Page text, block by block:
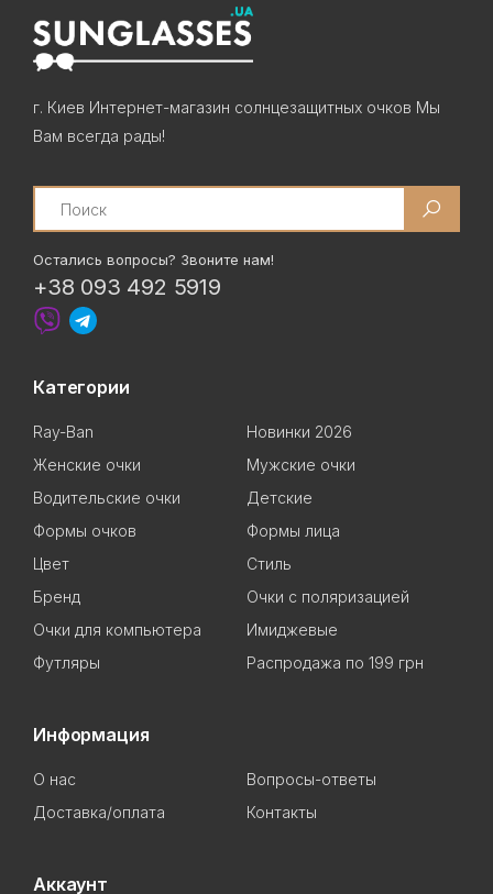
г. Киев Интернет-магазин солнцезащитных очков Мы
Вам всегда рады!
Search
Остались вопросы? Звоните нам!
+38 093 492 5919
Категории
Ray-Ban
Новинки 2026
Женские очки
Мужские очки
Водительские очки
Детские
Формы очков
Формы лица
Цвет
Стиль
Бренд
Очки с поляризацией
Очки для компьютера
Имиджевые
Футляры
Распродажа по 199 грн
Информация
О нас
Вопросы-ответы
Доставка/оплата
Контакты
Аккаунт